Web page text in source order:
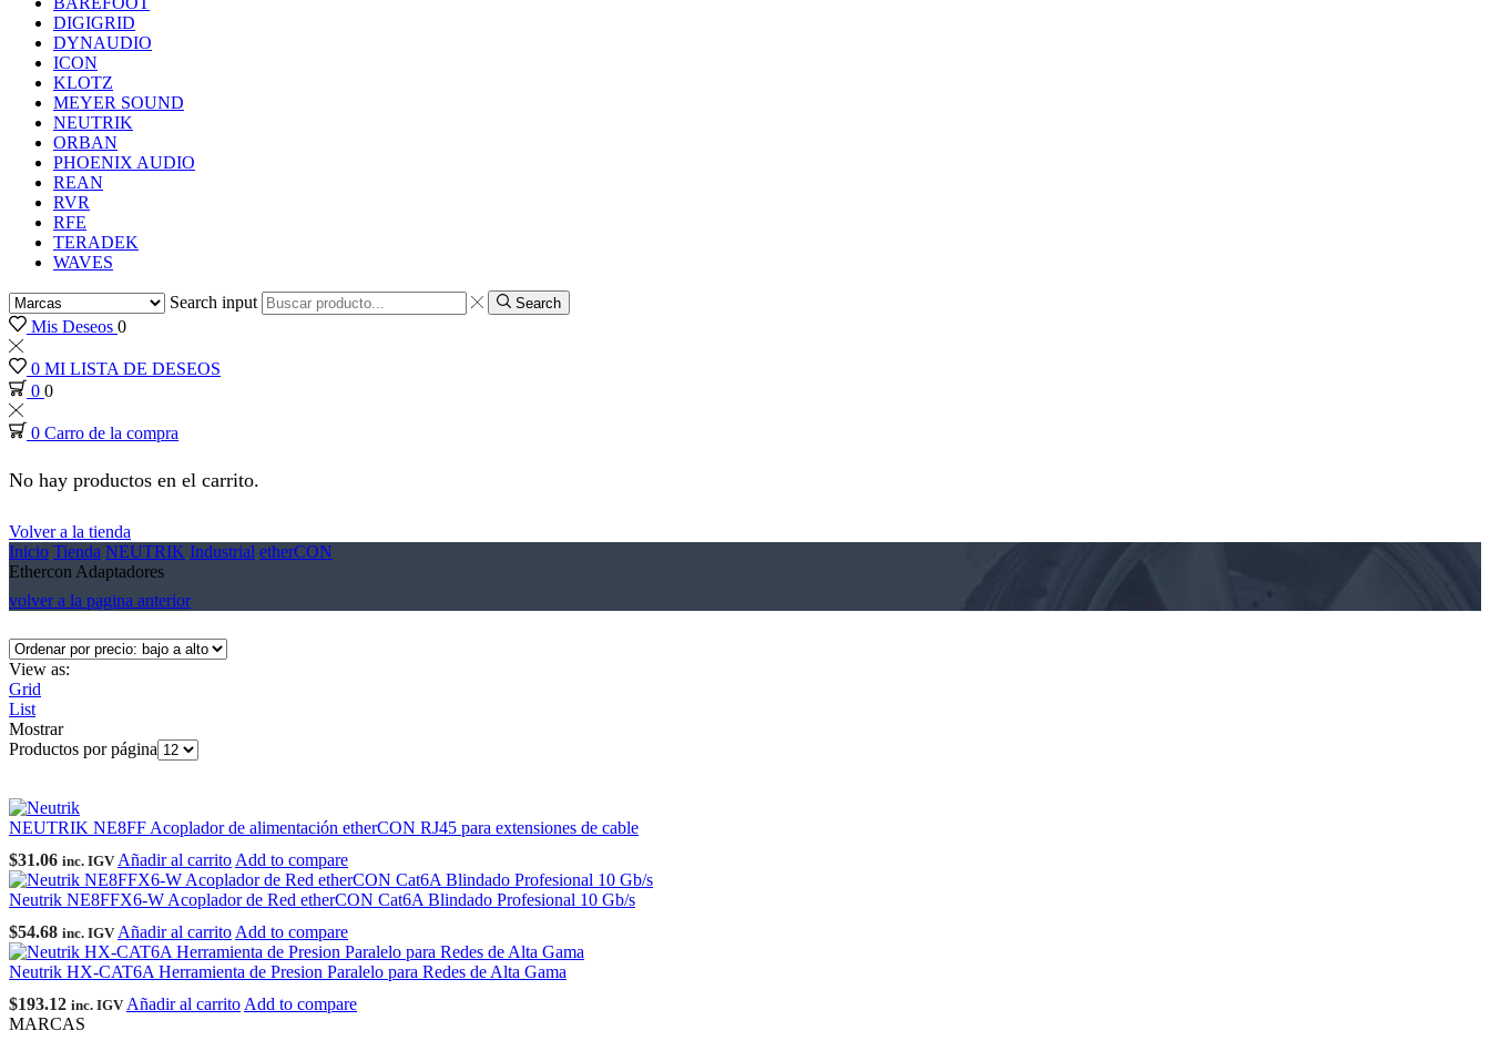
DIGIGRID
DYNAUDIO
ICON
KLOTZ
MEYER SOUND
NEUTRIK
ORBAN
PHOENIX AUDIO
REAN
RVR
RFE
TERADEK
WAVES
Search input Search
Mis Deseos 0
0 MI LISTA DE DESEOS
0 0
0 Carro de la compra
No hay productos en el carrito.
Volver a la tienda
Inicio Tienda NEUTRIK Industrial etherCON
Ethercon Adaptadores
volver a la pagina anterior
View as:
Grid
List
Mostrar
Productos por página
NEUTRIK NE8FF Acoplador de alimentación etherCON RJ45 para extensiones de cable
$31.06 inc. IGV Añadir al carrito Add to compare
Neutrik NE8FFX6-W Acoplador de Red etherCON Cat6A Blindado Profesional 10 Gb/s
$54.68 inc. IGV Añadir al carrito Add to compare
Neutrik HX-CAT6A Herramienta de Presion Paralelo para Redes de Alta Gama
$193.12 inc. IGV Añadir al carrito Add to compare
MARCAS